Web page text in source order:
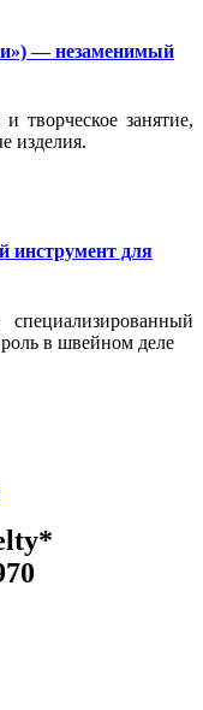
— незаменимый
творческое занятие,
изделия.
инструмент для
в швейном деле